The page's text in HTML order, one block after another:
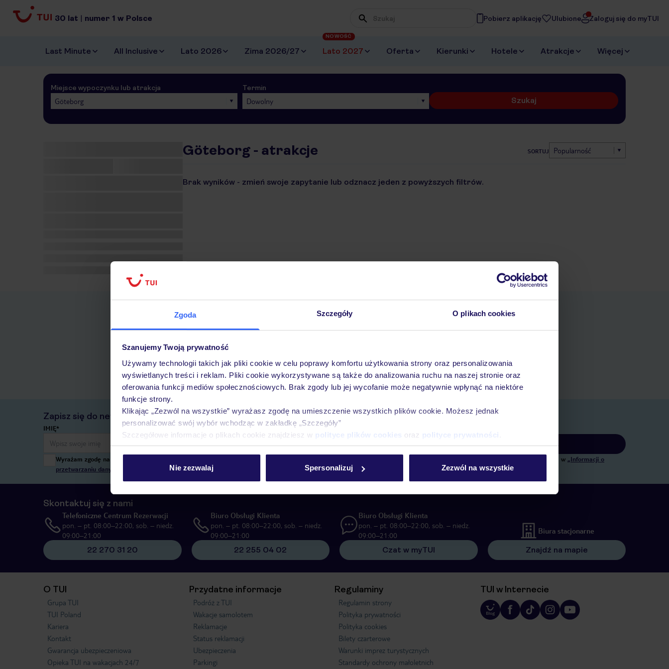
Zgoda Szczegóły O plikach cookies
Szanujemy Twoją prywatność
Używamy technologii takich jak pliki cookie w celu poprawy komfortu użytkowania strony oraz personalizowania
wyświetlanych treści i reklam. Pliki cookie wykorzystywane są także do analizowania ruchu na naszej stronie oraz
oferowania funkcji mediów społecznościowych. Brak zgody lub jej wycofanie może negatywnie wpłynąć na niektóre
funkcje strony.
Klikając „Zezwól na wszystkie” wyrażasz zgodę na umieszczenie wszystkich plików cookie. Możesz jednak
personalizować swój wybór wchodząc w zakładkę „Szczegóły”
Szczegółowe informacje o plikach cookie znajdziesz w polityce plików cookies oraz polityce prywatności
Nie zezwalaj Spersonalizuj Zezwól na wszystkie
30 lat | numer 1 w Polsce Pobierz aplikację Ulubione Zaloguj się do myTUI
Last Minute All Inclusive Lato 2026 Zima 2026/27 Lato 2027
NOWOŚĆ
Oferta Kierunki Hotele Atrakcje Więcej
Miejsce wypoczynku lub atrakcja
Göteborg
Termin
Dowolny Szukaj
Göteborg - atrakcje SORTUJ Popularność
Brak wyników - zmień swoje zapytanie lub odznacz jeden z powyższych filtrów.
Pobierz bezpłatną aplikację TUI
Szybkie wyszukiwanie i przeglądanie ofert
Kontakt z TUI i wszystkie informacje o Twojej rezerwacji w myTUI
Zapisz się do newslettera
IMIĘ* E-MAIL*
Zapisz się
Wyrażam zgodę na przetwarzanie danych osobowych przez TUI Poland Sp. z o.o. i TUI Poland Dystrybucja Sp. z o.o. w celach marketingowych, w zakresie oraz celu wskazanym w „Informacji o
przetwarzaniu danych osobowych”
, poprzez elektroniczną formę komunikacji (e-mail), także z użyciem tzw. automatycznych systemów wywołujących.
Skontaktuj się z nami
Telefoniczne Centrum Rezerwacji
pon. – pt. 08:00–22:00, sob. – niedz.
09:00–21:00
22 270 31 20
Biuro Obsługi Klienta
pon. – pt. 08:00–22:00, sob. – niedz.
09:00–21:00
22 255 04 02
Biuro Obsługi Klienta
pon. – pt. 08:00–22:00, sob. – niedz.
09:00–21:00
Czat w myTUI
Biura stacjonarne
Znajdź na mapie
O TUI
Grupa TUI
TUI Poland
Kariera
Kontakt
Gwarancja ubezpieczeniowa
Opieka TUI na wakacjach 24/7
Przydatne informacje
Podróż z TUI
Wakacje samolotem
Reklamacje
Status reklamacji
Ubezpieczenia
Parkingi
Regulaminy
Regulamin strony
Polityka prywatności
Polityka cookies
Bilety czarterowe
Warunki imprez turystycznych
Standardy ochrony małoletnich
TUI w Internecie